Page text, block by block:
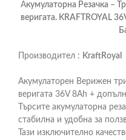
Акумулаторна Резачка –
веригата. KRAFTROYAL
Производител : KraftRoyal
Акумулаторен Верижен
веригата 36V 8Ah +
Търсите акумулаторна
стабилна и удобна за
Тази изключително